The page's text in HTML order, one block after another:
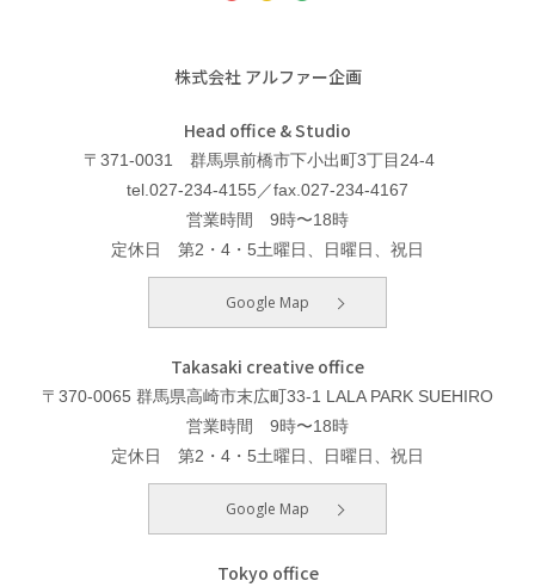
株式会社 アルファー企画
Head office & Studio
〒371-0031 群馬県前橋市下小出町3丁目24-4
tel.027-234-4155／fax.027-234-4167
営業時間 9時〜18時
定休日 第2・4・5土曜日、日曜日、祝日
Google Map
Takasaki creative office
〒370-0065 群馬県高崎市末広町33-1 LALA PARK SUEHIRO
営業時間 9時〜18時
定休日 第2・4・5土曜日、日曜日、祝日
Google Map
Tokyo office